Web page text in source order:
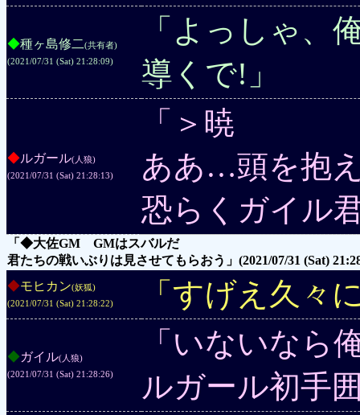
◆種ヶ島修二(共有者)
(2021/07/31 (Sat) 21:28:09)
「よっしゃ、
導くで!」
◆ルガール(人狼)
(2021/07/31 (Sat) 21:28:13)
「＞暁
ああ…頭を抱
恐らくガイル
「◆大佐GM GMはスバルだ
君たちの戦いぶりは見させてもらおう」 (2021/07/31 (Sat)
◆モヒカン(妖狐)
(2021/07/31 (Sat) 21:28:22)
「すげえ久々
◆ガイル(人狼)
(2021/07/31 (Sat) 21:28:26)
「いないなら
ルガール初手